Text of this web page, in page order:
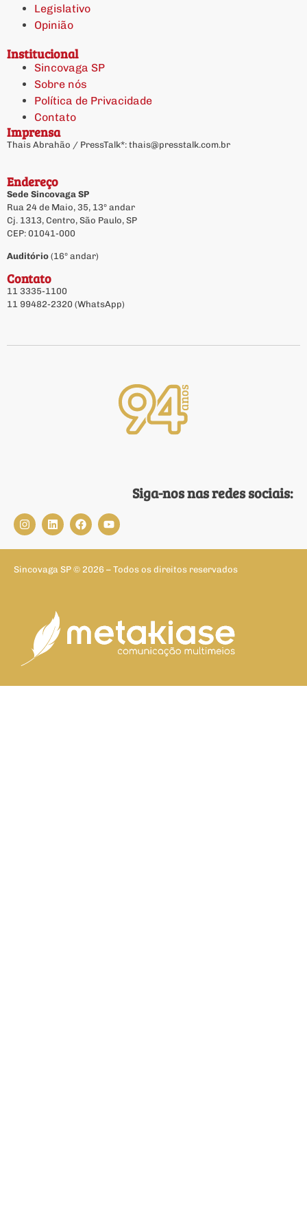
Legislativo
Opinião
Institucional
Sincovaga SP
Sobre nós
Política de Privacidade
Contato
Imprensa
Thais Abrahão / PressTalk*: thais@presstalk.com.br
Endereço
Sede Sincovaga SP
Rua 24 de Maio, 35, 13º andar
Cj. 1313, Centro, São Paulo, SP
CEP: 01041-000
Auditório (16º andar)
Contato
11 3335-1100
11 99482-2320 (WhatsApp)
Siga-nos nas redes sociais:
Sincovaga SP © 2026 – Todos os direitos reservados